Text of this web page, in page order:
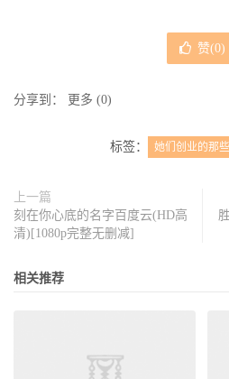
赞(0)
分享到： 更多 (0)
标签： 她们创业的那
上一篇
刻在你心底的名字百度云(HD高
清)[1080p完整无删减]
相关推荐